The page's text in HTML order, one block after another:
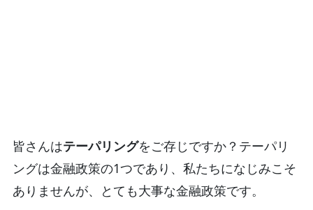
皆さんはテーパリングをご存じですか？テーパリ
ングは金融政策の1つであり、私たちになじみこそ
ありませんが、とても大事な金融政策です。